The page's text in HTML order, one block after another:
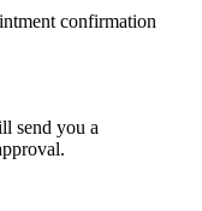
confirmation
send you a